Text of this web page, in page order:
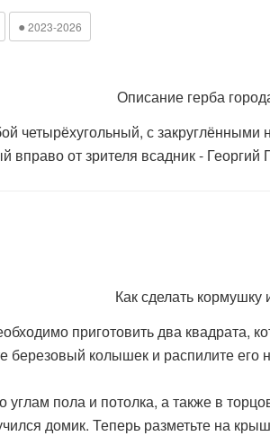
● 2023-2026
Описание герба
четырёхугольный, с
вправо от зрителя всадник -
Как сделать кормушку
приготовить два квадрата,
березовый колышек и распилите
пола и потолка, а также в
домик. Теперь разметьте на